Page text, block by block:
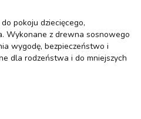
pokoju dziecięcego,
Wykonane z drewna sosnowego
wygodę, bezpieczeństwo i
dla rodzeństwa i do mniejszych